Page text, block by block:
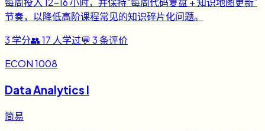
节奏，以降低高阶课程常见的知识碎片化问题。
3 学分👥17 人学过💬 3条评价
ECON 1008
Data Analytics I
简易